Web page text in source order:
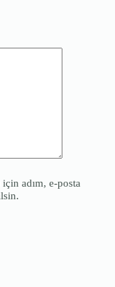
adım, e-posta